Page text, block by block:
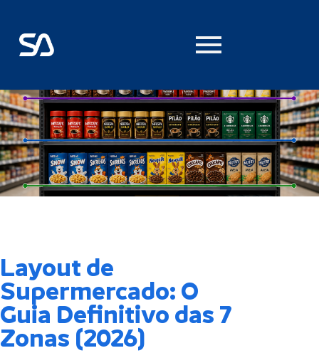
Layout de
Supermercado: O
Guia Definitivo das 7
Zonas (2026)